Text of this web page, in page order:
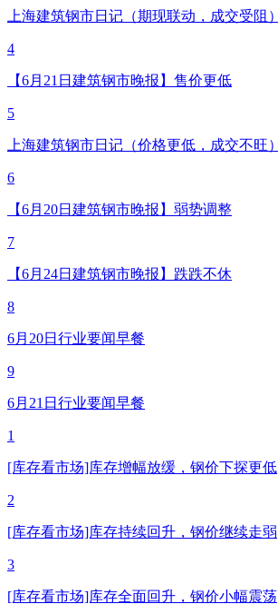
上海建筑钢市日记（期现联动，成交受阻）
4
【6月21日建筑钢市晚报】售价更低
5
上海建筑钢市日记（价格更低，成交不旺）
6
【6月20日建筑钢市晚报】弱势调整
7
【6月24日建筑钢市晚报】跌跌不休
8
6月20日行业要闻早餐
9
6月21日行业要闻早餐
1
[库存看市场]库存增幅放缓，钢价下探更低
2
[库存看市场]库存持续回升，钢价继续走弱
3
[库存看市场]库存全面回升，钢价小幅震荡